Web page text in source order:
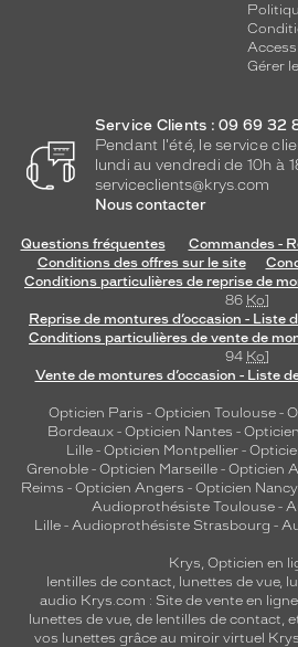
Gérer
Service Clients : 09 69 32
Pendant l'été, le service
lundi au vendredi de 10h à
serviceclients@krys.com
Nous contacter
Questions fréquentes
Commandes -
Conditions des offres sur le site
Conditions particulières de reprise de
86 Ko]
Reprise de montures d’occasion - Liste
Conditions particulières de vente de
94 Ko]
Vente de montures d’occasion - Liste
Opticien Paris - Opticien Toulouse-
Bordeaux- Opticien Nantes -
Lille - Opticien Montpellier -
Grenoble - Opticien Marseille - Opticien
Reims - Opticien Angers - Opticien Nancy
Audioprothésiste Toulouse-
Lille- Audioprothésiste Strasbourg -
Krys, Opticien en
lentilles de contact, lunettes de vue,
audio Krys.com : Site de vente en
lunettes de vue, de lentilles de contact,
vos lunettes grâce au miroir virtuel